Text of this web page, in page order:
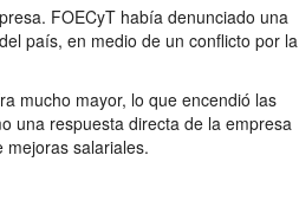
FOECyT había denunciado una
país, en medio de un conflicto por la
mucho mayor, lo que encendió las
una respuesta directa de la empresa
salariales.